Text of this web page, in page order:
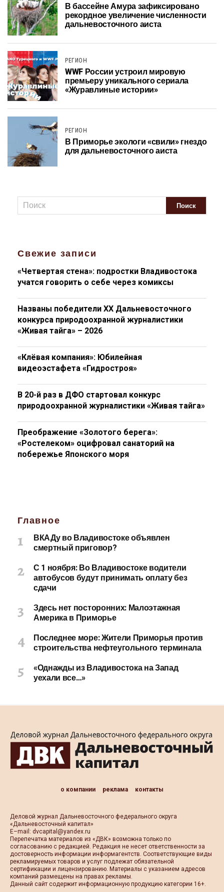
В бассейне Амура зафиксировано
рекордное увеличение численности
дальневосточного аиста
РЕГИОН
WWF России устроил мировую
премьеру уникального сериала
«Журавлиные истории»
РЕГИОН
В Приморье экологи «свили» гнездо
для дальневосточного аиста
Свежие записи
«Четвертая стена»: подростки Владивостока
учатся говорить о себе через комиксы
Названы победители XX Дальневосточного
конкурса природоохранной журналистики
«Живая тайга» – 2026
«Клёвая компания»: Юбилейная
видеоэстафета «Гидростроя»
В 20-й раз в ДФО стартовал конкурс
природоохранной журналистики «Живая тайга»
Преображение «Золотого берега»:
«Ростелеком» оцифровал санаторий на
побережье Японского моря
Главное
ВКАДу во Владивостоке объявлен
смертный приговор?
С 1 ноября: Во Владивостоке водители
автобусов будут принимать оплату без
сдачи
Здесь нет посторонних: Малоэтажная
Америка в Приморье
Последнее море: Жители Приморья против
строительства нефтеугольного терминала
«Однажды из Владивостока на Запад
уехали все…»
о компании реклама контакты
Деловой журнал Дальневосточного федерального округа
«Дальневосточный капитал»
Е–mail: dvcapital@yandex.ru
Перепечатка материалов из «ДВК» возможна только по
согласованию с редакцией. Редакция не несет ответственности за
достоверность информации информагентств. Соответствующие виды
рекламируемых товаров и услуг подлежат обязательной
сертификации и лицензированию. Материалы с указанием адресов
компаний размещены на правах рекламы.
Данный сайт содержит информационную продукцию категории 16+.